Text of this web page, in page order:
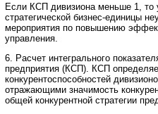
Если КСП дивизиона меньше 1, то
стратегической бизнес-единицы
мероприятия по повышению
управления.
6. Расчет интегрального
предприятия (КСП). КСП
конкурентоспособностей
отражающими значимость
общей конкурентной стратегии